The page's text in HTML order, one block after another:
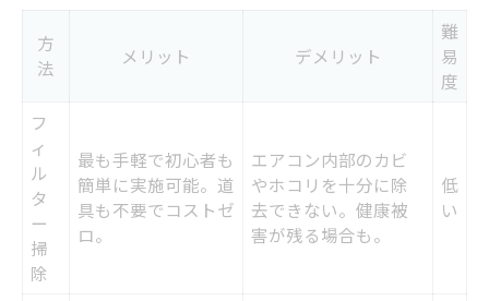
方
法
メリット デメリット
難
易
度
フ
ィ
ル
タ
ー
掃
除
最も手軽で初心者も
簡単に実施可能。道
具も不要でコストゼ
ロ。
エアコン内部のカビ
やホコリを十分に除
去できない。健康被
害が残る場合も。
低
い